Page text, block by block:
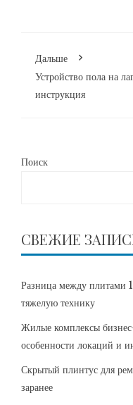
Дальше
Устройство пола на
инструкция
Поиск
СВЕЖИЕ
Разница между плитами
тяжелую технику
Жилые комплексы
особенности локаций и
Скрытый плинтус для
заранее